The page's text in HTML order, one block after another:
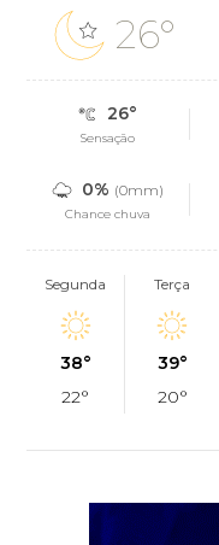
26°
26°
Sensação
0% (0mm)
Chance chuva
Segunda
38°
22°
Terça
39°
20°